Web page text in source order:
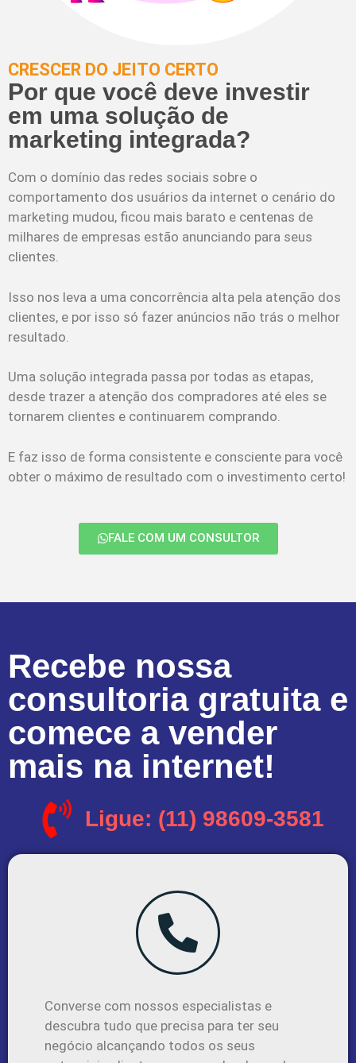
CRESCER DO JEITO CERTO
Por que você deve investir
em uma solução de
marketing integrada?
Com o domínio das redes sociais sobre o
comportamento dos usuários da internet o cenário do
marketing mudou, ficou mais barato e centenas de
milhares de empresas estão anunciando para seus
clientes.
Isso nos leva a uma concorrência alta pela atenção dos
clientes, e por isso só fazer anúncios não trás o melhor
resultado.
Uma solução integrada passa por todas as etapas,
desde trazer a atenção dos compradores até eles se
tornarem clientes e continuarem comprando.
E faz isso de forma consistente e consciente para você
obter o máximo de resultado com o investimento certo!
FALE COM UM CONSULTOR
Recebe nossa
consultoria gratuita e
comece a vender
mais na internet!
Ligue: (11) 98609-3581
Converse com nossos especialistas e
descubra tudo que precisa para ter seu
negócio alcançando todos os seus